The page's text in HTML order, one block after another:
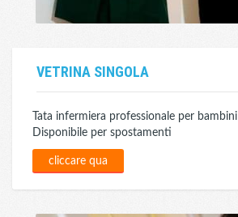
VETRINA SINGOLA
Tata infermiera professionale per bambini
Disponibile per spostamenti
cliccare qua